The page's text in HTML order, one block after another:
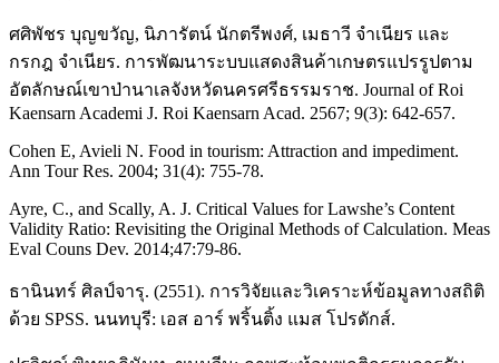
ศศิพัชร บุญขวัญ, นิภารัตน์ นักตรีพงศ์, เมธาวี จําเนียร และ
กรกฎ จําเนียร. การพัฒนาระบบแสดงสินค้าเกษตรแปรรูปตาม
อัตลักษณ์เขาป่านาเลจังหวัดนครศรีธรรมราช. Journal of Roi
Kaensarn Academi J. Roi Kaensarn Acad. 2567; 9(3): 642-657.
Cohen E, Avieli N. Food in tourism: Attraction and impediment.
Ann Tour Res. 2004; 31(4): 755-78.
Ayre, C., and Scally, A. J. Critical Values for Lawshe’s Content
Validity Ratio: Revisiting the Original Methods of Calculation. Meas
Eval Couns Dev. 2014;47:79-86.
ธานินทร์ ศิลป์จารุ. (2551). การวิจัยและวิเคราะห์ข้อมูลทางสถิติ
ด้วย SPSS. นนทบุรี: เอส อาร์ พริ้นติ้ง แมส โปรดักส์.